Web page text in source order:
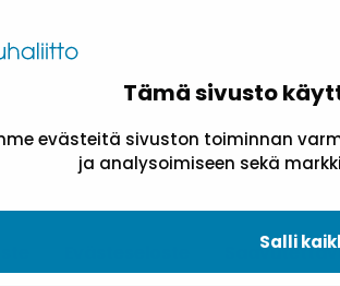
Tämä sivusto
evästeitä sivuston toiminnan
ja analysoimiseen sekä
Salli